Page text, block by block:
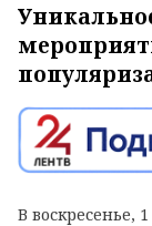
В воскресенье,